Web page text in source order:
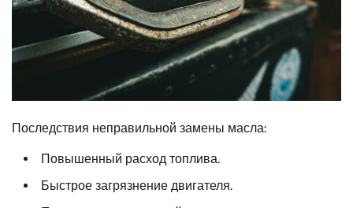
Последствия неправильной замены масла:
Повышенный расход топлива.
Быстрое загрязнение двигателя.